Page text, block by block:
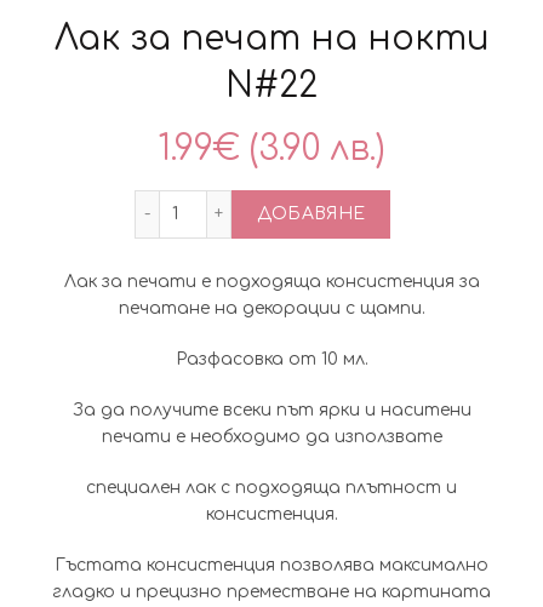
Лак за печат на нокти
N#22
1.99€ (3.90 лв.)
ДОБАВЯНЕ
Лак за печати е подходяща консистенция за
печатане на декорации с щампи.
Разфасовка от 10 мл.
За да получите всеки път ярки и наситени
печати е необходимо да използвате
специален лак с подходяща плътност и
консистенция.
Гъстата консистенция позволява максимално
гладко и прецизно преместване на картината